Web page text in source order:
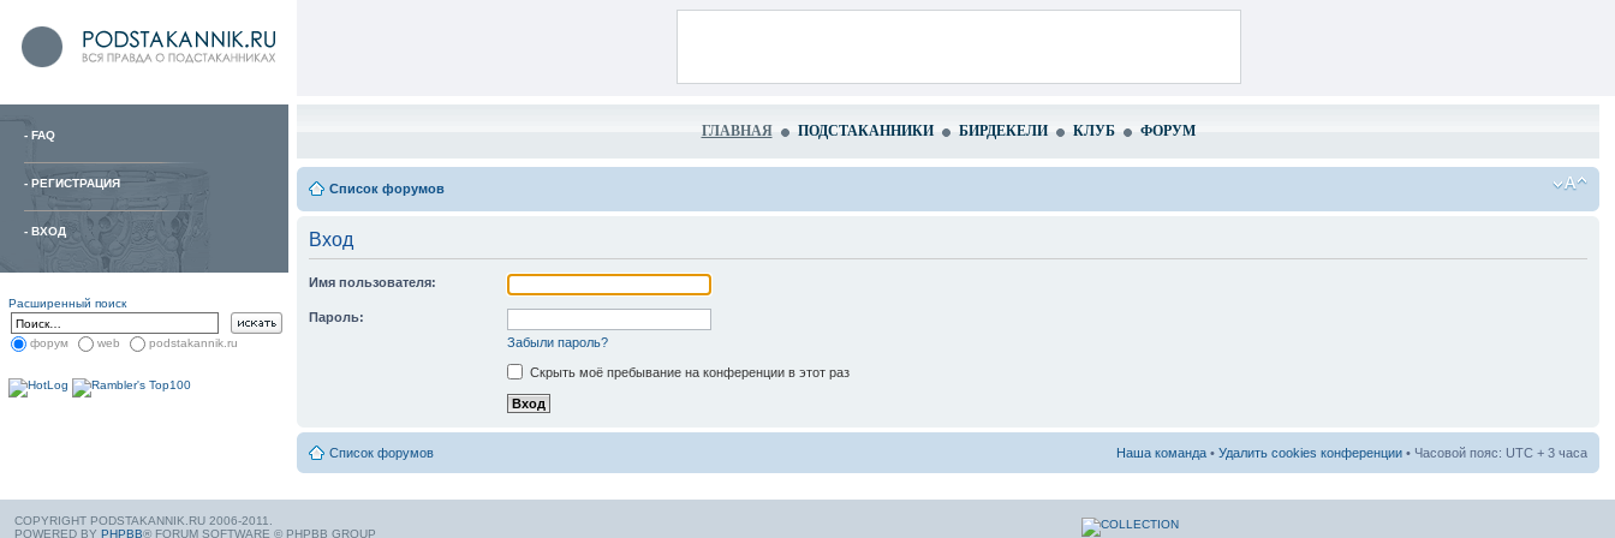
- FAQ
- РЕГИСТРАЦИЯ
- ВХОД
Расширенный поиск
форум web podstakannik.ru
ГЛАВНАЯ ПОДСТАКАННИКИ БИРДЕКЕЛИ КЛУБ ФОРУМ
Список форумов
Вход
Имя пользователя:
Пароль:
Забыли пароль?
Скрыть моё пребывание на конференции в этот раз
Список форумов Наша команда • Удалить cookies конференции • Часовой пояс: UTC + 3 часа
COPYRIGHT PODSTAKANNIK.RU 2006-2011.
POWERED BY PHPBB® FORUM SOFTWARE © PHPBB GROUP